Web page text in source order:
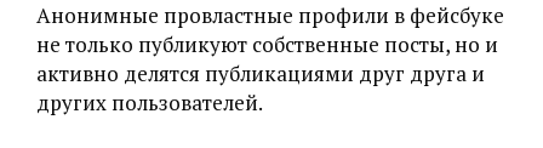
Анонимные провластные профили в фейсбуке
не только публикуют собственные посты, но и
активно делятся публикациями друг друга и
других пользователей.